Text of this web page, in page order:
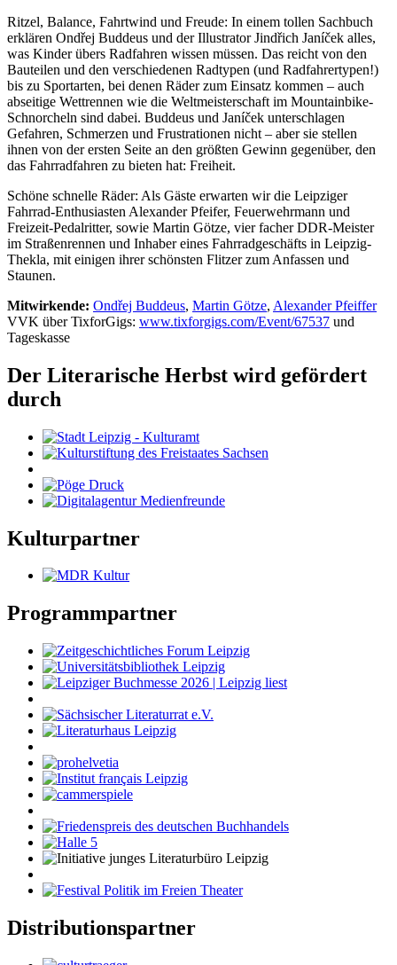
Ritzel, Balance, Fahrtwind und Freude: In einem tollen Sachbuch
erklären Ondřej Buddeus und der Illustrator Jindřich Janíček alles,
was Kinder übers Radfahren wissen müssen. Das reicht von den
Bauteilen und den verschiedenen Radtypen (und Radfahrertypen!)
bis zu Sportarten, bei denen Räder zum Einsatz kommen – auch
abseitige Wettrennen wie die Weltmeisterschaft im Mountainbike-
Schnorcheln sind dabei. Buddeus und Janíček unterschlagen
Gefahren, Schmerzen und Frustrationen nicht – aber sie stellen
ihnen von der ersten Seite an den größten Gewinn gegenüber, den
das Fahrradfahren zu bieten hat: Freiheit.
Schöne schnelle Räder: Als Gäste erwarten wir die Leipziger
Fahrrad-Enthusiasten Alexander Pfeifer, Feuerwehrmann und
Freizeit-Pedalritter, sowie Martin Götze, vier­ facher DDR-Meister
im Straßenrennen und Inhaber eines Fahrradgeschäfts in Leipzig-
Thekla, mit einigen ihrer schönsten Flitzer zum Anfassen und
Staunen.
Mitwirkende: Ondřej Buddeus, Martin Götze, Alexander Pfeiffer
VVK über TixforGigs: www.tixforgigs.com/Event/67537 und
Tageskasse
Der Literarische Herbst wird gefördert
durch
Kulturpartner
Programmpartner
Distributionspartner